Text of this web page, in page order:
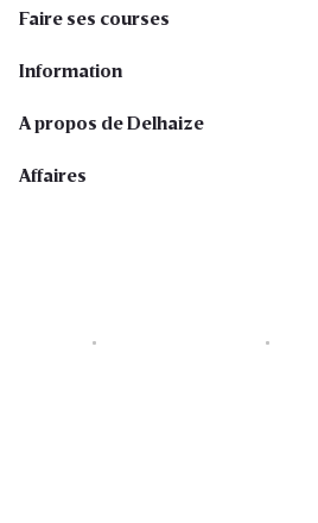
Faire ses courses
Information
A propos de Delhaize
Affaires